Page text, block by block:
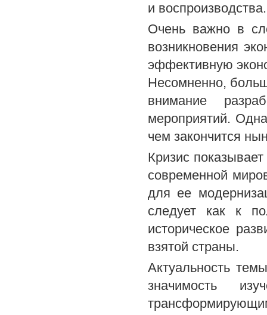
и воспроизводства.
Очень важно в
возникновения
эффективную
Несомненно,
внимание
мероприятий.
чем закончится
Кризис
современной
для ее
следует как к
историческое
взятой страны.
Актуальность
значимость